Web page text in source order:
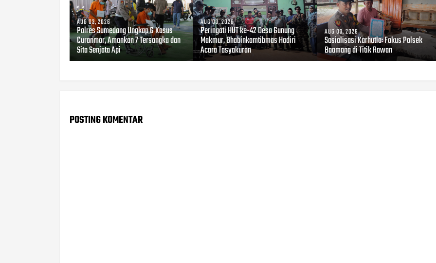
AUG 03, 2026
Polres Sumedang Ungkap 6 Kasus
Curanmor, Amankan 7 Tersangka dan
Sita Senjata Api
AUG 03, 2026
Peringati HUT ke-42 Desa Gunung
Makmur, Bhabinkamtibmas Hadiri
Acara Tasyakuran
AUG 03, 2026
Sosialisasi Karhutla: Fokus Polsek
Baamang di Titik Rawan
POSTING KOMENTAR